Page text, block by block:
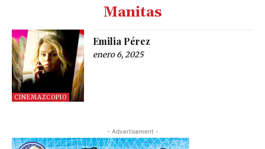
Manitas
CINEMAZCOPIO
Emilia Pérez
enero 6, 2025
- Advertisement -